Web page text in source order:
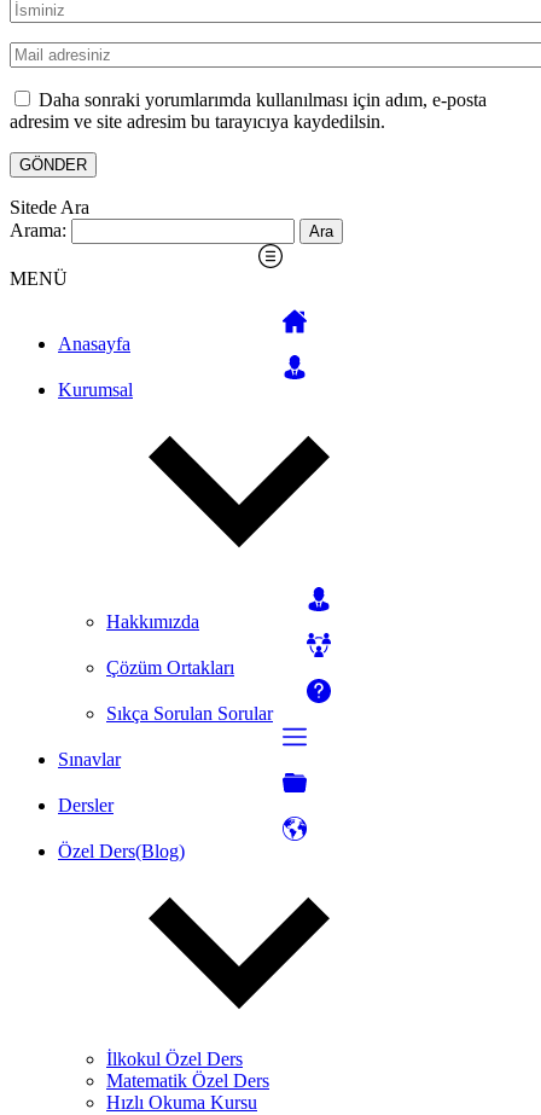
Daha sonraki yorumlarımda kullanılması için adım, e-posta
adresim ve site adresim bu tarayıcıya kaydedilsin.
Sitede Ara
Arama:
MENÜ
Anasayfa
Kurumsal
Hakkımızda
Çözüm Ortakları
Sıkça Sorulan Sorular
Sınavlar
Dersler
Özel Ders(Blog)
İlkokul Özel Ders
Matematik Özel Ders
Hızlı Okuma Kursu